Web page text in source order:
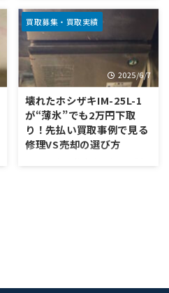
事では、やり取り → 入金 → 回
収の流れを数字で示し、同じ悩
みを最短で終わらせるコツもま
とめます。 2. 全体像 機種：
Panasonic SIM‑S2 ...
ると、なぜか製氷機が故障して
しまう」──飲食店やマリー
ナ、キッチンカーなどでありが
ちな悩みではないでしょうか。
特に2000年代前半に大量導入
されたダイワ製の小型製氷機
（DRI-25LMV など）は、長年
使われるほどにファンモーター
やコンデンサフィン周りで不具
合が出るケースが増えていま
す。 本記事では、ダイワ DRI-
買取募集・買取実績
2025/6/7
壊れたホシザキIM-25L-1
が“薄氷”でも2万円下取
り！先払い買取事例で見る
修理VS売却の選び方
という故障症状を抱えた一台。